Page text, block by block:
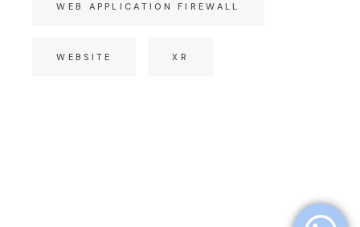
WEB APPLICATION FIREWALL
WEBSITE XR